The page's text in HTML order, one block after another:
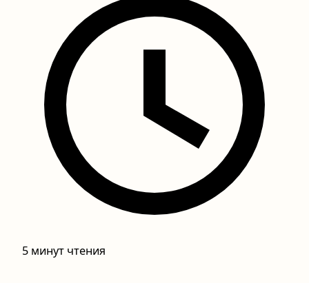
5 минут чтения